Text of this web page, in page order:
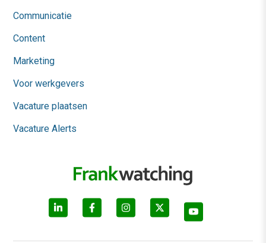
Communicatie
Content
Marketing
Voor werkgevers
Vacature plaatsen
Vacature Alerts